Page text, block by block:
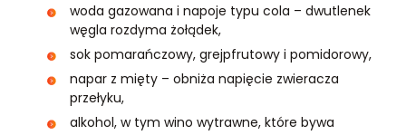
woda gazowana i napoje typu cola – dwutlenek
węgla rozdyma żołądek,
sok pomarańczowy, grejpfrutowy i pomidorowy,
napar z mięty – obniża napięcie zwieracza
przełyku,
alkohol, w tym wino wytrawne, które bywa